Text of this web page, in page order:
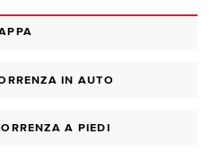
IN AUTO
A PIEDI